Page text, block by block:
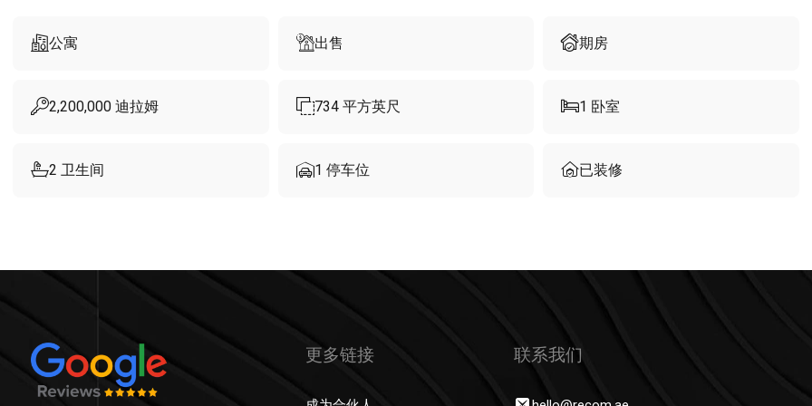
公寓 出售 期房
2,200,000 迪拉姆 734 平方英尺 1 卧室
2 卫生间 1 停车位 已装修
更多链接 联系我们